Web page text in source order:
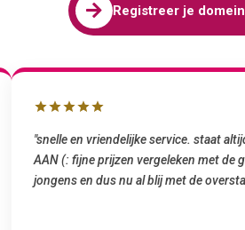
 Registreer je
"snelle en vriendelijke service. staat
AAN (: fijne prijzen vergeleken met de
jongens en dus nu al blij met de